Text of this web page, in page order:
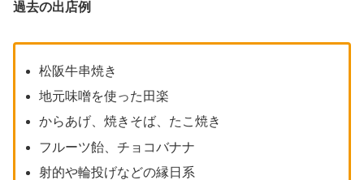
過去の出店例
松阪牛串焼き
地元味噌を使った田楽
からあげ、焼きそば、たこ焼き
フルーツ飴、チョコバナナ
射的や輪投げなどの縁日系